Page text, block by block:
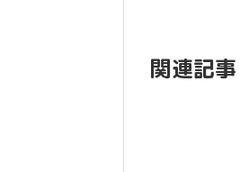
関連記事